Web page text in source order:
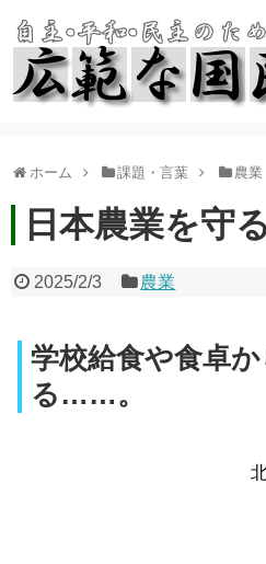
ホーム 課題・言葉 農業
日本農業を守
2025/2/3 農業
学校給食や食卓か
る……。